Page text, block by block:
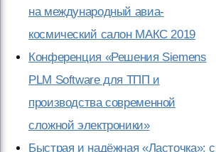
на международный авиа-
космический салон МАКС 2019
Конференция «Решения Siemens
PLM Software для ТПП и
производства современной
сложной электроники»
Быстрая и надёжная «Ласточка»: с